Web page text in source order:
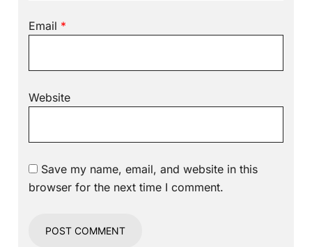
Email *
Website
Save my name, email, and website in this
browser for the next time I comment.